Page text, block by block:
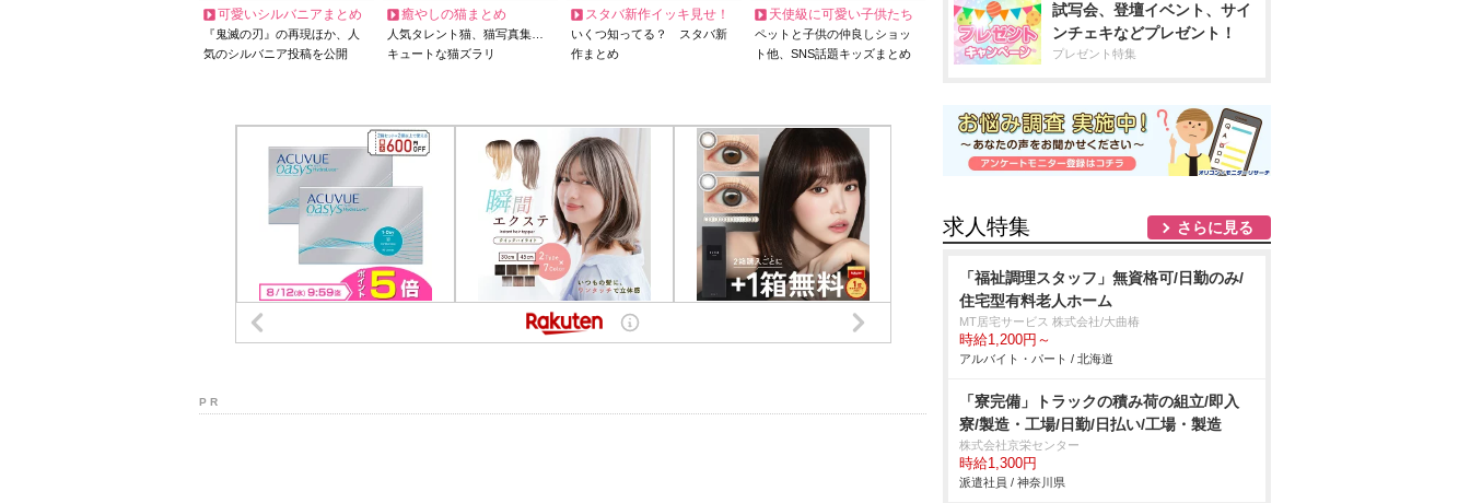
可愛いシルバニアまとめ
『鬼滅の刃』の再現ほか、人
気のシルバニア投稿を公開
癒やしの猫まとめ
人気タレント猫、猫写真集…
キュートな猫ズラリ
スタバ新作イッキ見せ！
いくつ知ってる？ スタバ新
作まとめ
天使級に可愛い子供たち
ペットと子供の仲良しショッ
ト他、SNS話題キッズまとめ
P R
試写会、登壇イベント、サイ
ンチェキなどプレゼント！
プレゼント特集
求人特集 さらに見る
「福祉調理スタッフ」無資格可/日勤のみ/
住宅型有料老人ホーム
MT居宅サービス 株式会社/大曲椿
時給1,200円～
アルバイト・パート / 北海道
「寮完備」トラックの積み荷の組立/即入
寮/製造・工場/日勤/日払い/工場・製造
株式会社京栄センター
時給1,300円
派遣社員 / 神奈川県